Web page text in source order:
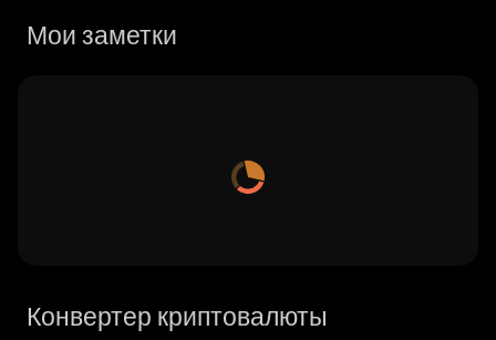
Мои заметки
Конвертер криптовалюты